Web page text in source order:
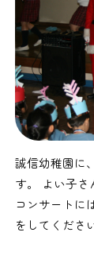
誠信幼稚園に
す。 よい子さ
コンサートに
をしてくださ